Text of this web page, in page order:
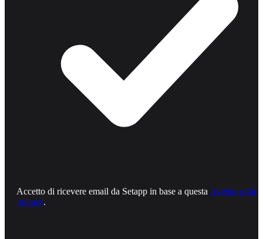
Accetto di ricevere email da Setapp in base a questa Avviso sulla
privacy.